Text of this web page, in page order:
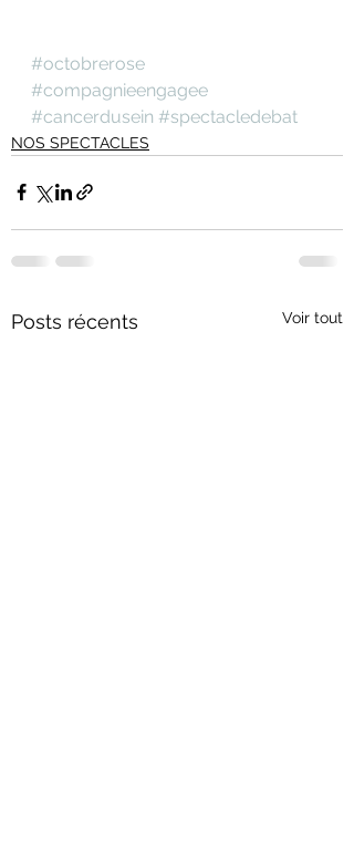
#octobrerose
#compagnieengagee
#cancerdusein #spectacledebat
NOS SPECTACLES
Posts récents Voir tout